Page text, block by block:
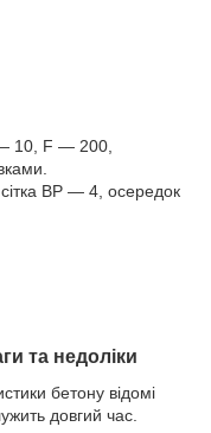
10, F — 200,
ВР — 4, осередок
та недоліки
бетону відомі
довгий час.